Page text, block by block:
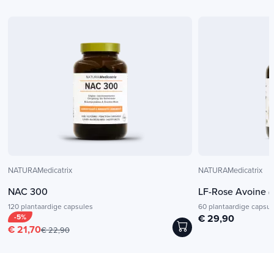
NATURAMedicatrix
NAC 300
120 plantaardige capsules
-5%
€ 21,70€ 22,90
NATURAMedicatrix
LF-Rose Avoine
60 plantaardige
€ 29,90